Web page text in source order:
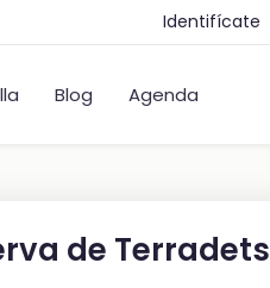
Identifícate
Blog Agenda
de Terradets